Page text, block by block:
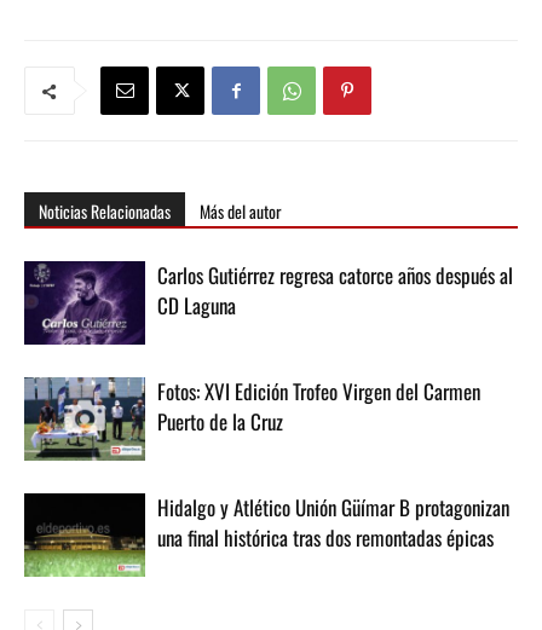
Noticias Relacionadas Más del autor
Carlos Gutiérrez regresa catorce años después al
CD Laguna
Fotos: XVI Edición Trofeo Virgen del Carmen
Puerto de la Cruz
Hidalgo y Atlético Unión Güímar B protagonizan
una final histórica tras dos remontadas épicas